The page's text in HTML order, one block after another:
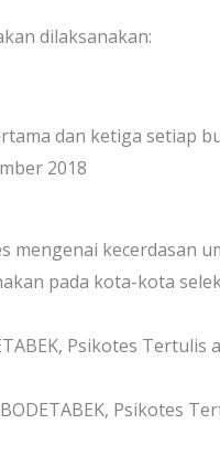
dilaksanakan:
dan ketiga setiap
2018
mengenai kecerdasan
pada kota-kota
Psikotes
Psikotes